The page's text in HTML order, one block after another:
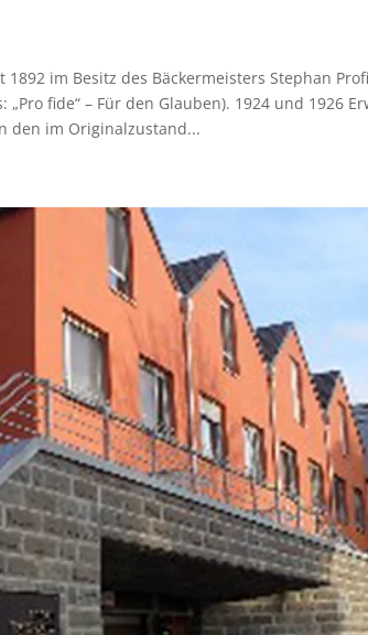
1892 im Besitz des Bäckermeisters Stephan
fide“ – Für den Glauben). 1924 und 1926
den im Originalzustand...